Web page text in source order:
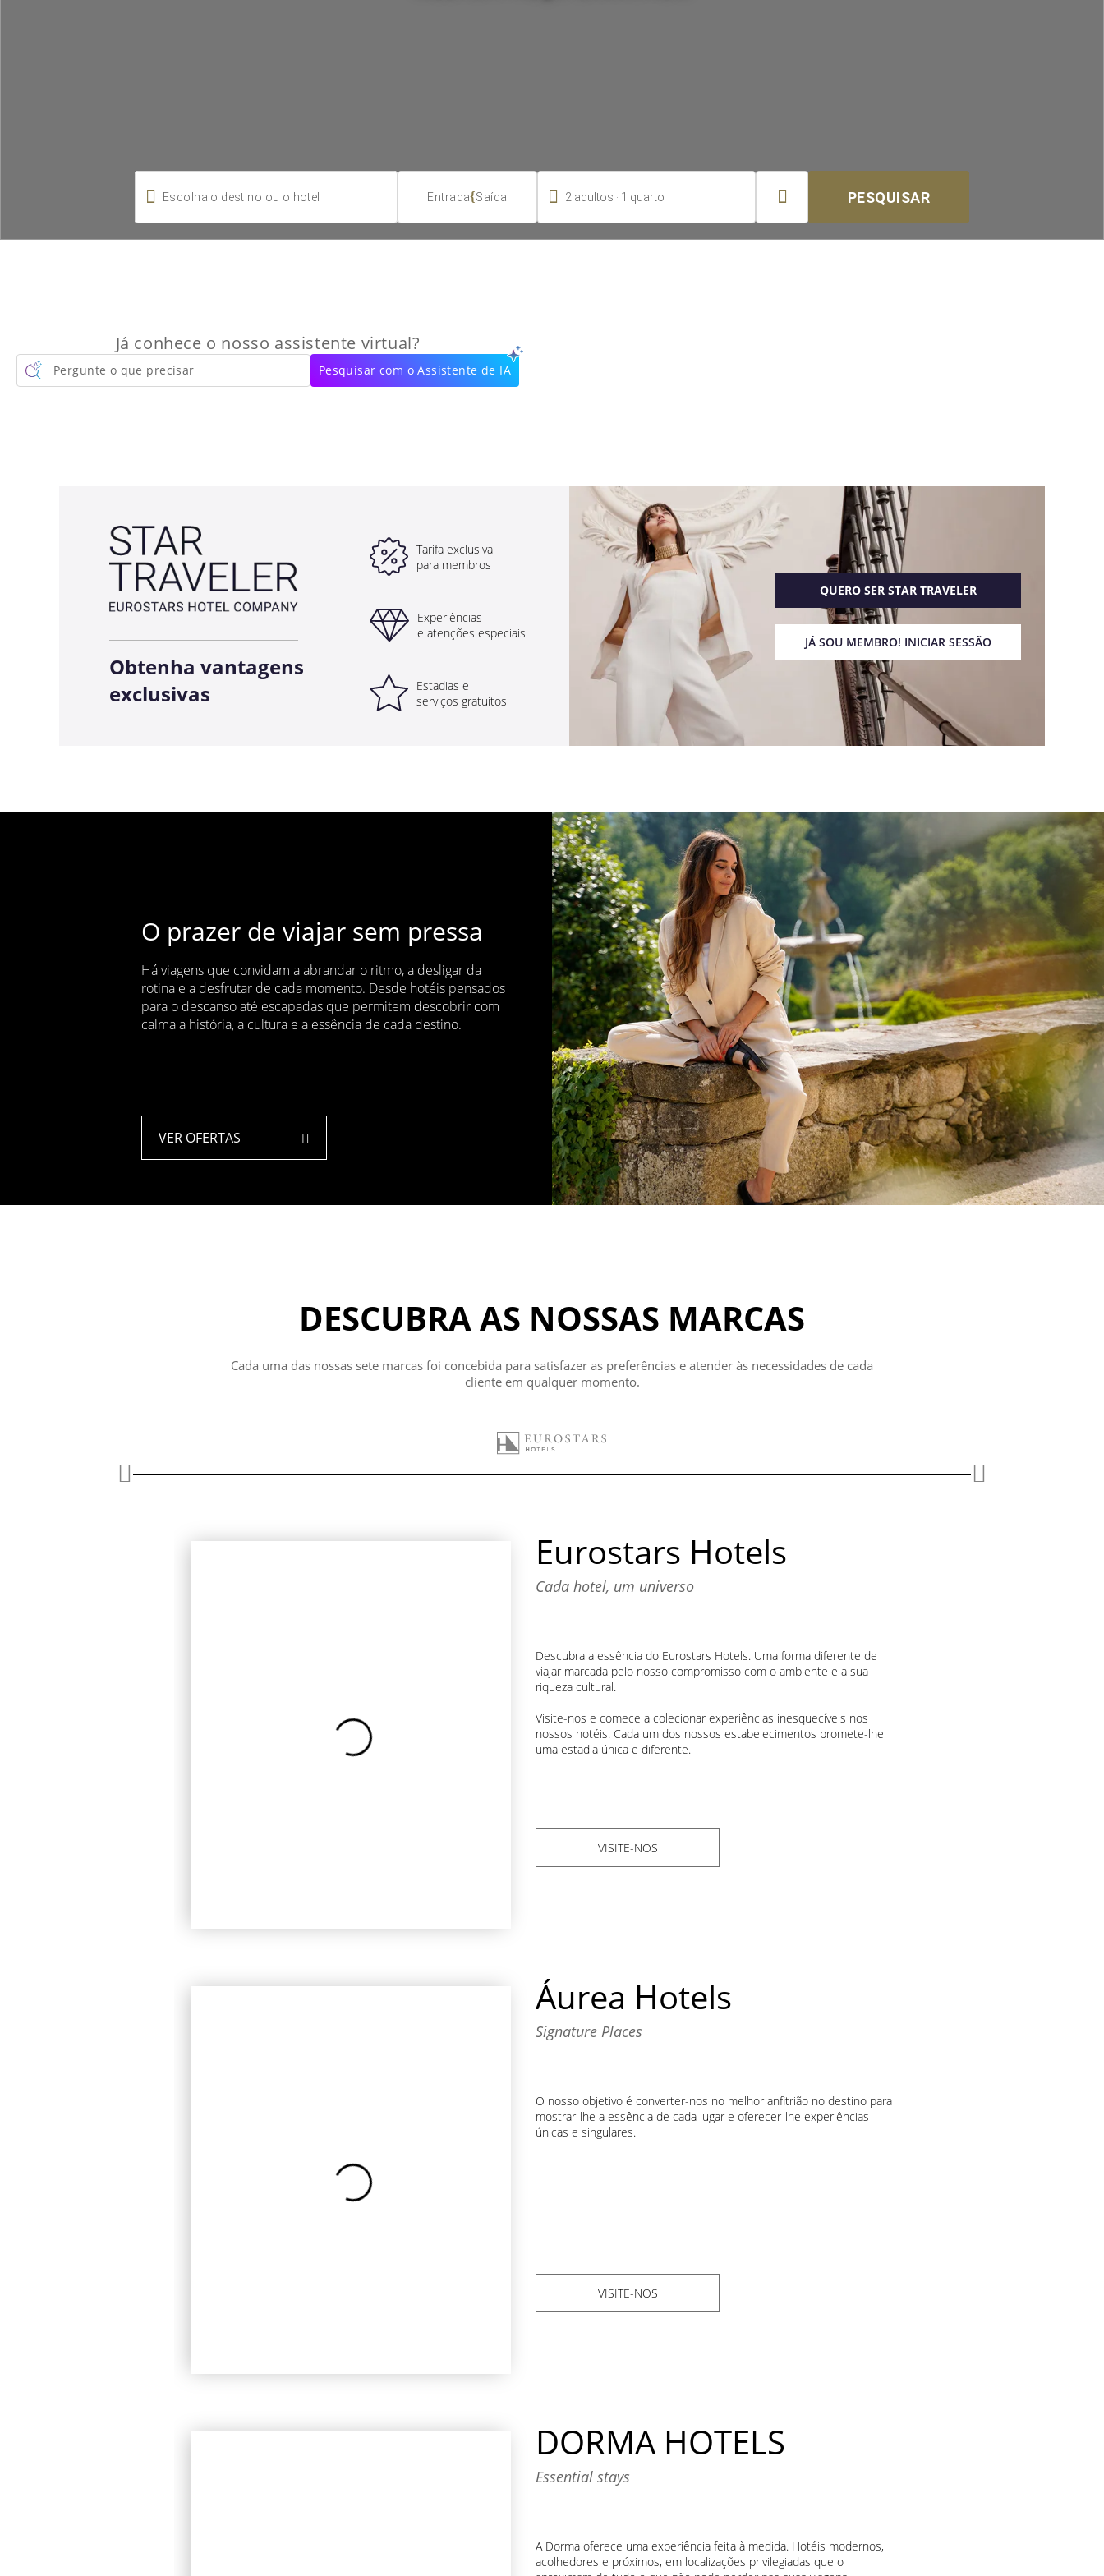
 Entrada{Saída  2 adultos 1 quarto  PESQUISAR
Já conhece o nosso assistente virtual?
Pergunte o que precisar Pesquisar com o Assistente de IA
Obtenha vantagens
exclusivas
Tarifa exclusiva
para membros
Experiências
e atenções especiais
Estadias e
serviços gratuitos
QUERO SER STAR TRAVELER
JÁ SOU MEMBRO! INICIAR SESSÃO
O prazer de viajar sem pressa
Há viagens que convidam a abrandar o ritmo, a desligar da
rotina e a desfrutar de cada momento. Desde hotéis pensados
para o descanso até escapadas que permitem descobrir com
calma a história, a cultura e a essência de cada destino.
VER OFERTAS
DESCUBRA AS NOSSAS MARCAS
Cada uma das nossas sete marcas foi concebida para satisfazer as preferências e atender às necessidades de cada
cliente em qualquer momento.
Eurostars Hotels
Cada hotel, um universo
Descubra a essência do Eurostars Hotels. Uma forma diferente de
viajar marcada pelo nosso compromisso com o ambiente e a sua
riqueza cultural.
Visite-nos e comece a colecionar experiências inesquecíveis nos
nossos hotéis. Cada um dos nossos estabelecimentos promete-lhe
uma estadia única e diferente.
VISITE-NOS
Áurea Hotels
Signature Places
O nosso objetivo é converter-nos no melhor anfitrião no destino para
mostrar-lhe a essência de cada lugar e oferecer-lhe experiências
únicas e singulares.
VISITE-NOS
DORMA HOTELS
Essential stays
A Dorma oferece uma experiência feita à medida. Hotéis modernos,
acolhedores e próximos, em localizações privilegiadas que o